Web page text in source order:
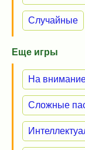
Случайные
Еще игры
На
Сложные